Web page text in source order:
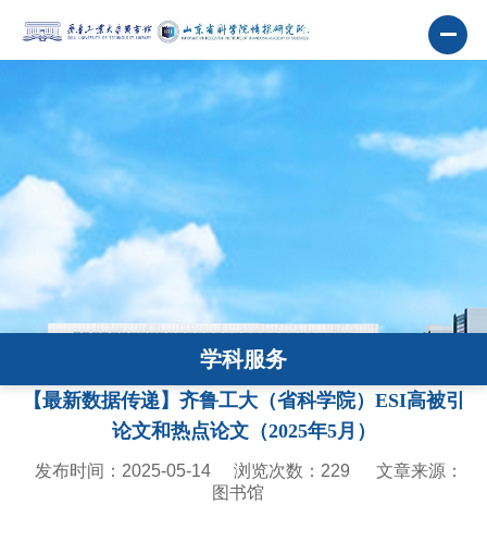
学科服务
【最新数据传递】齐鲁工大（省科学院）ESI高被引
论文和热点论文（2025年5月）
发布时间：2025-05-14 浏览次数： 229
文章来源：
图书馆